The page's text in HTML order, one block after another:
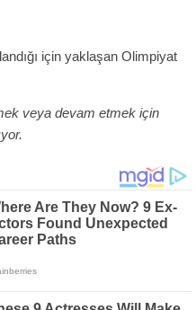
için yaklaşan Olimpiyat
veya devam etmek için